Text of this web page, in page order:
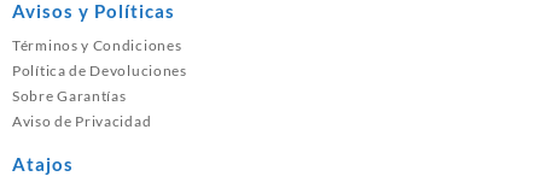
Avisos y Políticas
Términos y Condiciones
Política de Devoluciones
Sobre Garantías
Aviso de Privacidad
Atajos